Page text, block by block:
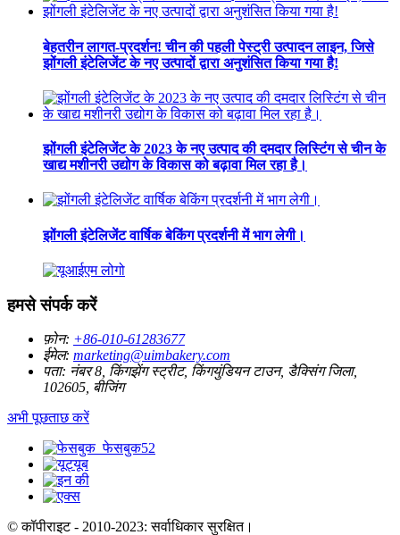
बेहतरीन लागत-प्रदर्शन! चीन की पहली पेस्ट्री उत्पादन लाइन, जिसे
झोंगली इंटेलिजेंट के नए उत्पादों द्वारा अनुशंसित किया गया है!
झोंगली इंटेलिजेंट के 2023 के नए उत्पाद की दमदार लिस्टिंग से चीन के
खाद्य मशीनरी उद्योग के विकास को बढ़ावा मिल रहा है।
झोंगली इंटेलिजेंट वार्षिक बेकिंग प्रदर्शनी में भाग लेगी।
हमसे संपर्क करें
फ़ोन: +86-010-61283677
ईमेल: marketing@uimbakery.com
पता: नंबर 8, किंगझेंग स्ट्रीट, किंगयुंडियन टाउन, डैक्सिंग जिला,
102605, बीजिंग
अभी पूछताछ करें
© कॉपीराइट - 2010-2023: सर्वाधिकार सुरक्षित।